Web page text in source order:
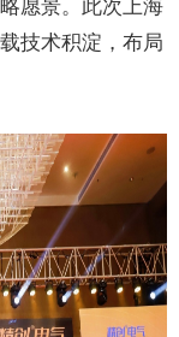
愿景。此次上海
技术积淀，布局